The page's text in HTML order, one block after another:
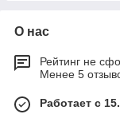
О нас
Рейтинг не
Менее 5
Работает с